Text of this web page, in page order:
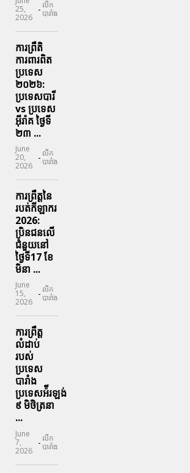
25,
2026
- លីក
បារាំង
ការព្រឹតិ
ការពារ​ពិត
ប្រទេស
២០២៦:
ប្រទេសបារី
vs ប្រទេស
អ៊ីរ៉ាគ ថ្ងៃទី​
២៣ ...
June
20,
2026
- លីក
បារាំង
ការព្រឹត្តនៃ
របត់កីឡាករ
2026:
ប្រិនជនលើ
ជំនួយនៅ
ថ្ងៃទី17 ខែ
មិនា ...
June
15,
2026
- លីក
បារាំង
ការព្រឹត្ត
លំដាប់
របស់
ប្រទេស
បារាំង
ប្រទេសអ៉ីរឡង់
៩ មិថិត្រនា
...
June
7,
2026
- លីក
បារាំង